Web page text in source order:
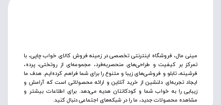
مینی مال، فروشگاه اینترنتی تخصصی در زمینه فروش کالای خواب چاپی، با
تمرکز بر کیفیت و طراحی‌های منحصربه‌فرد، مجموعه‌ای از روتختی‌، پرده،
فرشینه، تابلو و فروشی‌های زیبا و متنوع را برای شما فراهم کرده‌ایم. هدف ما
ایجاد تجربه‌ای دلنشین از خرید آنلاین و ارائه محصولاتی است که آرامش و
زیبایی را به خواب شما و کودکانتان هدیه می‌دهد. برای اطلاعات بیشتر و
مشاهده محصولات جدید، ما را در شبکه‌های اجتماعی دنبال کنید.